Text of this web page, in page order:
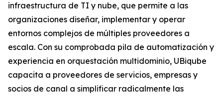
infraestructura de TI y nube, que permite a las
organizaciones diseñar, implementar y operar
entornos complejos de múltiples proveedores a
escala. Con su comprobada pila de automatización y
experiencia en orquestación multidominio, UBiqube
capacita a proveedores de servicios, empresas y
socios de canal a simplificar radicalmente las